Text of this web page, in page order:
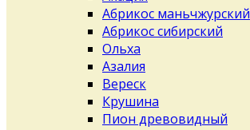
Абрикос маньчжурский
Абрикос сибирский
Ольха
Азалия
Вереск
Крушина
Пион древовидный